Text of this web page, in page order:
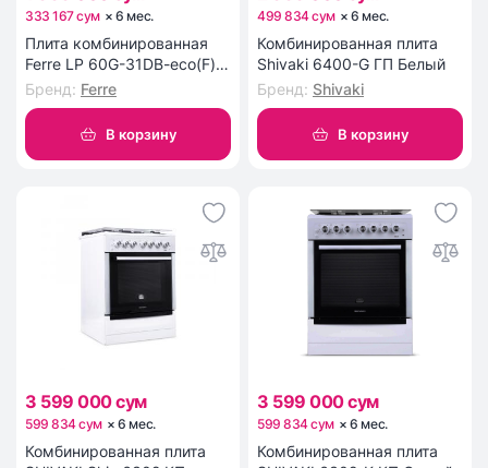
333 167 сум ×6 мес.
Плита комбинированная
Ferre LP 60G-31DB-eco(F)
22
Бренд: Ferre
В корзину
499 834 сум ×6 мес.
Комбинированная плита
Shivaki 6400-G ГП Белый
Бренд: Shivaki
В корзину
3 599 000 сум
599 834 сум ×6 мес.
Комбинированная плита
3 599 000 сум
599 834 сум ×6 мес.
Комбинированная плита